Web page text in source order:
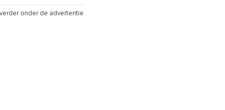
onder de advertentie